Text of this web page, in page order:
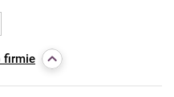
firmie